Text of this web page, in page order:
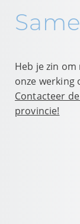
Heb je zin
onze werking
Contacteer
provincie!